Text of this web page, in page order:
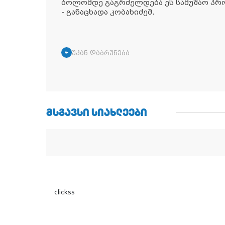
ბოლომდე გაგრძელდება ეს სამუშაო
- განაცხადა კობახიძემ.
უკან დაბრუნება
ᲛᲡᲒᲐᲕᲡᲘ ᲡᲘᲐᲮᲚᲔᲔᲑᲘ
clickss